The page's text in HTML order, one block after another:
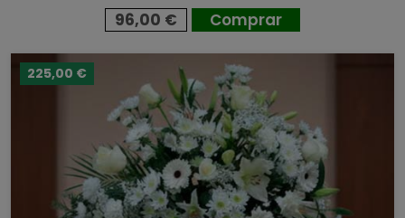
96,00 € Comprar
225,00 €